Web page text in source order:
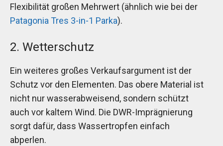
Flexibilität großen Mehrwert (ähnlich wie bei der
Patagonia Tres 3-in-1 Parka).
2. Wetterschutz
Ein weiteres großes Verkaufsargument ist der
Schutz vor den Elementen. Das obere Material ist
nicht nur wasserabweisend, sondern schützt
auch vor kaltem Wind. Die DWR-Imprägnierung
sorgt dafür, dass Wassertropfen einfach
abperlen.